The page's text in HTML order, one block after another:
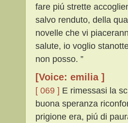
fare piú strette
salvo renduto, della
novelle che vi
salute, io voglio
non posso. ”
[Voice: emilia ]
[ 069 ] E rimessasi la
buona speranza
prigione era, piú di